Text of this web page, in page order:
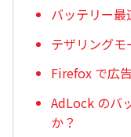
バッテリー
テザリングモ
Firefox で広
AdLock のバ
か？